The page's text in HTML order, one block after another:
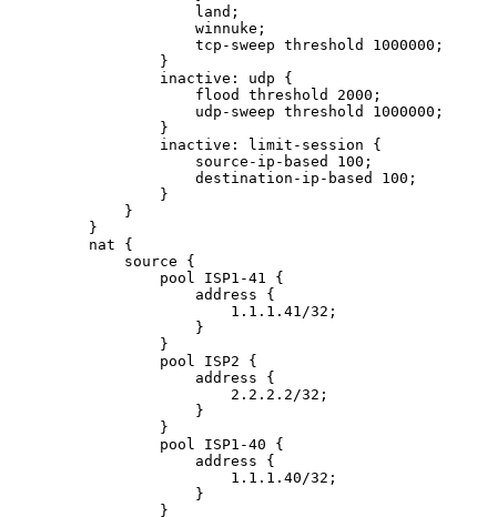
                land;
                winnuke;
                tcp-sweep threshold 1000000;
            }
            inactive: udp {
                flood threshold 2000;
                udp-sweep threshold 1000000;
            }
            inactive: limit-session {
                source-ip-based 100;
                destination-ip-based 100;
            }
        }
    }
    nat {
        source {
            pool ISP1-41 {
                address {
                    1.1.1.41/32;
                }
            }
            pool ISP2 {
                address {
                    2.2.2.2/32;
                }
            }
            pool ISP1-40 {
                address {
                    1.1.1.40/32;
                }
            }